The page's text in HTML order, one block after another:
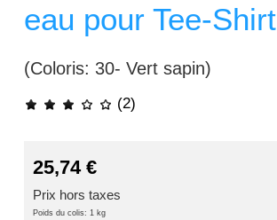
eau pour Tee-Shirt
(Coloris: 30- Vert sapin)
(2)
25,74 €
Prix hors taxes
Poids du colis: 1 kg